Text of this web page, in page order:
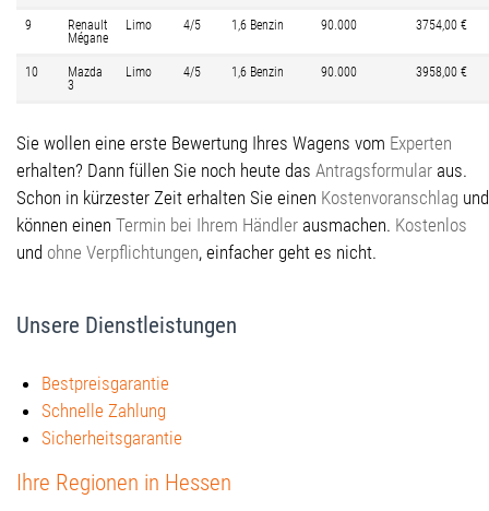
9
Renault
Mégane
Limo 4/5 1,6 Benzin 90.000 3754,00 €
10
Mazda
3
Limo 4/5 1,6 Benzin 90.000 3958,00 €
Sie wollen eine erste Bewertung Ihres Wagens vom Experten
erhalten? Dann füllen Sie noch heute das Antragsformular aus.
Schon in kürzester Zeit erhalten Sie einen Kostenvoranschlag und
können einen Termin bei Ihrem Händler ausmachen. Kostenlos
und ohne Verpflichtungen, einfacher geht es nicht.
Unsere Dienstleistungen
Bestpreisgarantie
Schnelle Zahlung
Sicherheitsgarantie
Ihre Regionen in Hessen